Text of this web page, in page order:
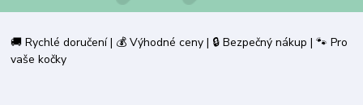
🚚 Rychlé doručení | 💰 Výhodné ceny | 🔒 Bezpečný nákup | 🐾 Pro
vaše kočky